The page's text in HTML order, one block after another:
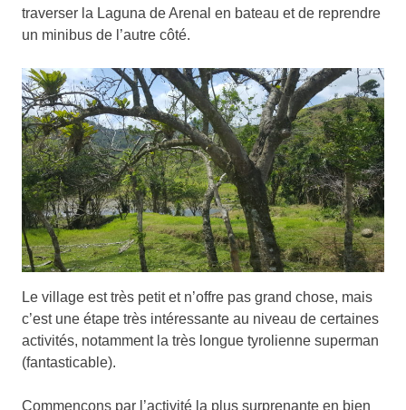
traverser la Laguna de Arenal en bateau et de reprendre
un minibus de l’autre côté.
Le village est très petit et n’offre pas grand chose, mais
c’est une étape très intéressante au niveau de certaines
activités, notamment la très longue tyrolienne superman
(fantasticable).
Commençons par l’activité la plus surprenante en bien